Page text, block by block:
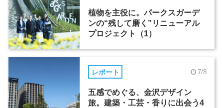
植物を主役に。パークスガーデ
ンの“残して磨く”リニューアル
プロジェクト（1）
レポート 7/8
五感でめぐる、金沢デザイン
旅。建築・工芸・香りに出会う4